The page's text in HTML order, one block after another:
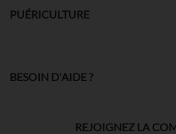
PUÉRICULTURE
BESOIN D'AIDE ?
REJOIGNEZ LA